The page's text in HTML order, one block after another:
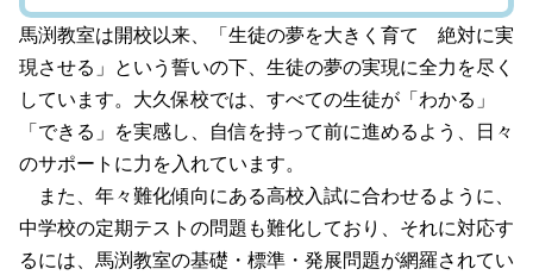
馬渕教室は開校以来、「生徒の夢を大きく育て 絶対に実
現させる」という誓いの下、生徒の夢の実現に全力を尽く
しています。大久保校では、すべての生徒が「わかる」
「できる」を実感し、自信を持って前に進めるよう、日々
のサポートに力を入れています。
また、年々難化傾向にある高校入試に合わせるように、
中学校の定期テストの問題も難化しており、それに対応す
るには、馬渕教室の基礎・標準・発展問題が網羅されてい